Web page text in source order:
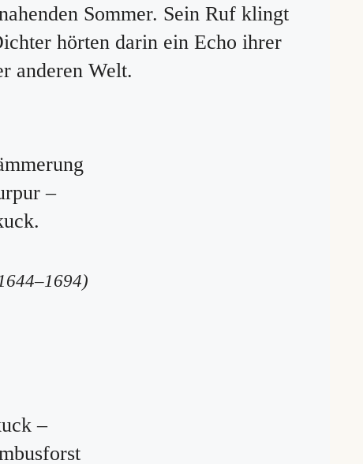
Sommer. Sein Ruf klingt
hörten darin ein Echo ihrer
anderen Welt.
–
–